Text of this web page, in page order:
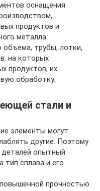
оснащения
продуктов и
металла
объема, трубы, лотки,
на которых
продуктов, их
обработку.
стали и
элементы могут
другие. Поэтому
опытный
тип сплава и его
прочностью